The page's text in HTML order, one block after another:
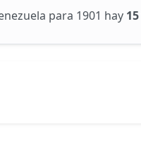
para 1901 hay 15